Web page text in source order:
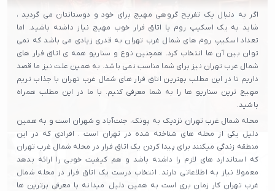
اگر به دنبال یک تفریح گروهی مهیج برای خود و دوستانتان می گردید ،
شاید به یک اسکیپ روم یا اتاق فرار خوب مهیج نیاز داشته باشید. اما
تعداد اسکیپ روم های شمال غرب تهران به قدری زیادی می باشد که نمی
توان بین آن ها انتخاب کرد. همچنین نوع و سناریو همه ی اتاق فرار های
شمال غرب تهران نیز برای شما مناسب نمی باشد. به همین علت نیز ما قصد
داریم تا در این مطلب بهترین اتاق فرار های شمال غرب تهران با جذاب تریم
مهیج ترین سناریو ها را به شما معرفی کنیم. با ما در این مطلب همراه
باشید.
محله شمال غرب تهران نزدیک به پونک، جنت‌آباد و شهران است و به همین
دلیل یکی از محله های شناخته شده در تهران است . افرادی که در این
منطقه زندگی میکنند برای پیدا کردن یک اتاق فرار در محله شمال غرب تهران
که استاندارد های لازم را داشته باشد و هم کیفیت خوبی را ارائه بدهد
معمولا نیاز به اطلاعاتی دارند. انتخاب درست یک اتاق فرار در محله شمال
غرب تهران کار زمان بری است به همین دلیل میدانه با معرفی برترین ها